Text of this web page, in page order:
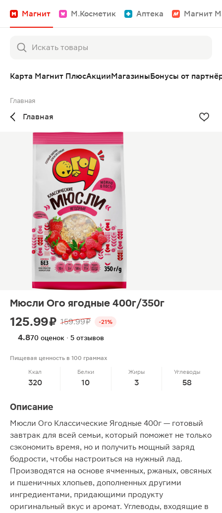
Магнит М.Косметик Аптека Магнит
Карта Магнит ПлюсАкцииМагазиныБонусы от
Главная
Главная
Мюсли Ого ягодные 400г/350г
125.99 ₽ 159.99 ₽ -21%
4.870 оценок · 5 отзывов
Пищевая ценность в 100 граммах
Ккал
320
Белки
10
Жиры
3
Углеводы
58
Описание
Мюсли Ого Классические Ягодные 400г — готовый
завтрак для всей семьи, который поможет не только
сэкономить время, но и получить мощный заряд
бодрости, чтобы настроиться на нужный лад.
Производятся на основе ячменных, ржаных, овсяных
и пшеничных хлопьев, дополненных другими
ингредиентами, придающими продукту
оригинальный вкус и аромат. Углеводы, входящие в